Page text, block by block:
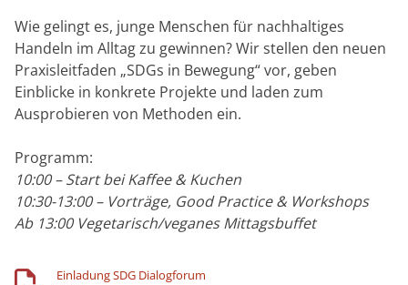
Wie gelingt es, junge Menschen für nachhaltiges
Handeln im Alltag zu gewinnen? Wir stellen den neuen
Praxisleitfaden „SDGs in Bewegung“ vor, geben
Einblicke in konkrete Projekte und laden zum
Ausprobieren von Methoden ein.
Programm:
10:00 – Start bei Kaffee & Kuchen
10:30-13:00 – Vorträge, Good Practice & Workshops
Ab 13:00 Vegetarisch/veganes Mittagsbuffet
Einladung SDG Dialogforum